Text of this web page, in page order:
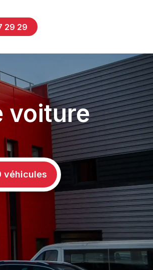
29 29
voiture
véhicules